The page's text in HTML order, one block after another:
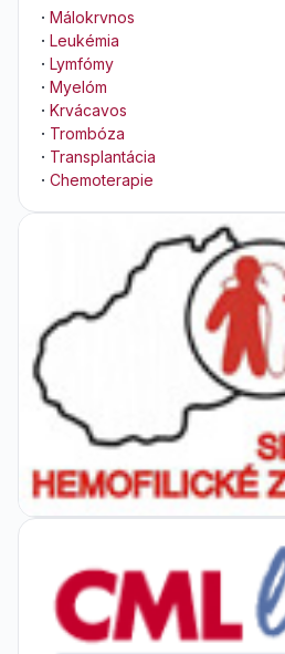
· Málokrvnos
· Leukémia
· Lymfómy
· Myelóm
· Krvácavos
· Trombóza
· Transplantácia
· Chemoterapie